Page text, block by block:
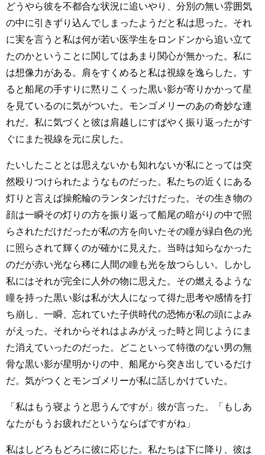
どうやら彼を不都合な状況に追いやり、分別の無い雰囲気
の中に引きずり込んでしまったようだと私は思った。それ
に実を言うと私は何が若い医学生をロンドンから追い立て
たのかということに関してはあまり関心が無かった。私に
は想像力がある。肩をすくめると私は視線を逸らした。す
ると船尾の手すりに黙りこくった黒い影が寄りかかって星
を見ているのに気がついた。モンゴメリーのあの奇妙な連
れだ。私に気づくと彼は肩越しにすばやく振り返ったがす
ぐにまた視線を元に戻した。
たいしたこととは思えないかも知れないが私にとっては突
然殴りつけられたようなものだった。私たちの近くにある
灯りと言えば操舵輪のランタンだけだった。その生き物の
顔は一瞬その灯りの方を振り返って船尾の暗がりの中で照
らされただけだったが私の方を向いたその瞳が緑白色の光
に照らされて輝くのが確かに見えた。当時は知らなかった
のだが赤い光なら稀に人間の瞳も光を放つらしい。しかし
私にはそれが完全に人外の物に思えた。その燃えるような
瞳を持った黒い影は私が大人になって得た思考や感情を打
ち崩し、一瞬、忘れていた子供時代の恐怖が私の頭によみ
がえった。それからそれはよみがえった時と同じようにま
た消えていったのだった。どこといって特徴のない男の無
骨な黒い影が星明かりの中、船尾から突き出しているだけ
だ。気がつくとモンゴメリーが私に話しかけていた。
「私はもう寝ようと思うんですが」彼が言った。「もしあ
なたがもうお疲れだというならばですがね」
私はしどろもどろに彼に応じた。私たちは下に降り、彼は